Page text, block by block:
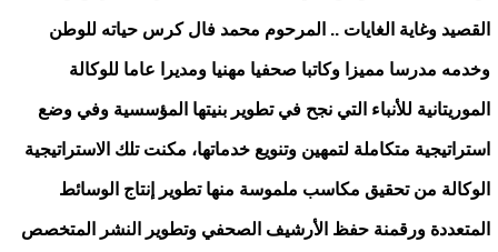
القصيد وغاية الغايات .. المرحوم محمد فال كرس حياته للوطن
وخدمه مدرسا مميزا وكاتبا صحفيا مهنيا ومديرا عاما للوكالة
الموريتانية للأنباء التي نجح في تطوير بنيتها المؤسسية وفي وضع
استراتيجية متكاملة لتمهين وتنويع خدماتها، مكنت تلك الاستراتيجية
الوكالة من تحقيق مكاسب ملموسة منها تطوير إنتاج الوسائط
المتعددة ورقمنة حفظ الأرشيف الصحفي وتطوير النشر المتخصص